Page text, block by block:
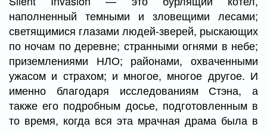
наполненный темными и зловещими лесами;
светящимися глазами людей-зверей, рыскающих
по ночам по деревне; странными огнями в небе;
приземлениями НЛО; районами, охваченными
ужасом и страхом; и многое, многое другое. И
именно благодаря исследованиям Стэна, а
также его подробным досье, подготовленным в
то время, когда вся эта мрачная драма была в